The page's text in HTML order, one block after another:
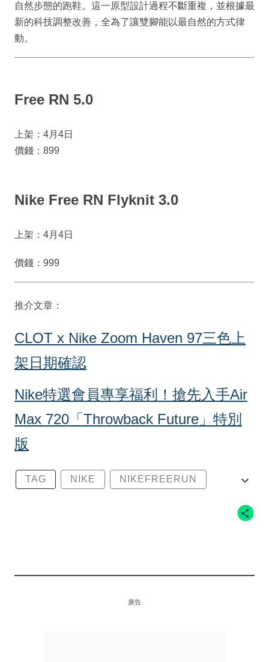
自然步態的跑鞋。這一原型設計過程不斷重複，並根據最
新的科技調整改善，全為了讓雙腳能以最自然的方式律
動。
Free RN 5.0
上架：4月4日
價錢：899
Nike Free RN Flyknit 3.0
上架：4月4日
價錢：999
推介文章：
CLOT x Nike Zoom Haven 97三色上
架日期確認
Nike特選會員專享福利！搶先入手Air
Max 720「Throwback Future」特別
版
TAG NIKE NIKEFREERUN
廣告